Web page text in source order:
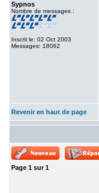
Sypnos
Nombre de messages :
Inscrit le: 02 Oct 2003
Messages: 18062
Revenir en haut de page
Page 1 sur1